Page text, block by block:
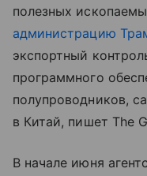
полезных
администрацию
экспортный
программного
полупроводников,
в Китай, пишет The
В начале июня